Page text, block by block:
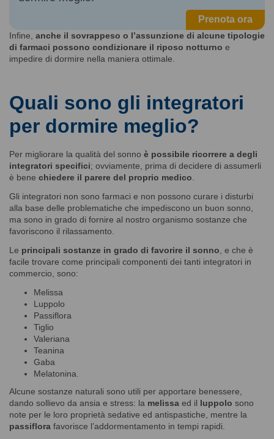
Prenota ora
Infine, anche il sovrappeso o l’assunzione di alcune tipologie
di farmaci possono condizionare il riposo notturno e
impedire di dormire nella maniera ottimale.
Quali sono gli integratori
per dormire meglio?
Per migliorare la qualità del sonno è possibile ricorrere a degli
integratori specifici; ovviamente, prima di decidere di assumerli
è bene chiedere il parere del proprio medico
Gli integratori non sono farmaci e non possono curare i disturbi
alla base delle problematiche che impediscono un buon sonno,
ma sono in grado di fornire al nostro organismo sostanze che
favoriscono il rilassamento.
Le principali sostanze in grado di favorire il sonno , e che è
facile trovare come principali componenti dei tanti integratori in
commercio, sono:
Melissa
Luppolo
Passiflora
Tiglio
Valeriana
Teanina
Gaba
Melatonina.
Alcune sostanze naturali sono utili per apportare benessere,
dando sollievo da ansia e stress: la melissa ed il luppolo sono
note per le loro proprietà sedative ed antispastiche, mentre la
passiflora favorisce l’addormentamento in tempi rapidi.